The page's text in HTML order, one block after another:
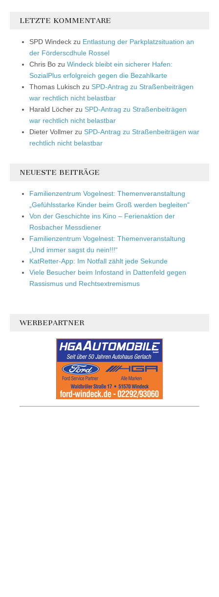
LETZTE KOMMENTARE
SPD Windeck zu Entlastung der Parkplatzsituation an
der Förderscdhule Rossel
Chris Bo zu Windeck bleibt ein sicherer Hafen:
SozialPlus erfolgreich gegen die Bezahlkarte
Thomas Lukisch zu SPD-Antrag zu Straßenbeiträgen
war rechtlich nicht belastbar
Harald Löcher zu SPD-Antrag zu Straßenbeiträgen
war rechtlich nicht belastbar
Dieter Vollmer zu SPD-Antrag zu Straßenbeiträgen war
rechtlich nicht belastbar
NEUESTE BEITRÄGE
Familienzentrum Vogelnest: Themenveranstaltung
„Gefühlsstarke Kinder beim Groß werden begleiten“
Von der Geschichte ins Kino – Ferienaktion der
Rosbacher Messdiener
Familienzentrum Vogelnest: Themenveranstaltung
„Und immer sagst du nein!!!“
KatRetter-App: Im Notfall zählt jede Sekunde
Viele Besucher beim Infostand in Dattenfeld gegen
Rassismus und Rechtsextremismus
WERBEPARTNER